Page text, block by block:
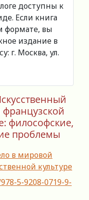
доступны к
Если книга
формате, вы
издание в
г. Москва, ул.
философские,
проблемы
в мировой
культуре
5-9208-0719-9-